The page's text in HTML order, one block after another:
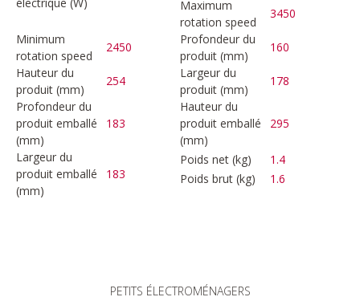
Maximum
rotation speed
3450
Minimum
rotation speed
2450
Profondeur du
produit (mm)
160
Hauteur du
produit (mm)
254
Largeur du
produit (mm)
178
Profondeur du
produit emballé
(mm)
183
Hauteur du
produit emballé
(mm)
295
Largeur du
produit emballé
(mm)
183
Poids net (kg)
1.4
Poids brut (kg)
1.6
PETITS ÉLECTROMÉNAGERS